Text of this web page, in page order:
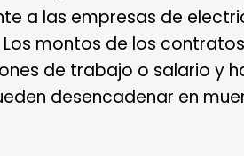
a las empresas de
montos de los
de trabajo o salario y
desencadenar en